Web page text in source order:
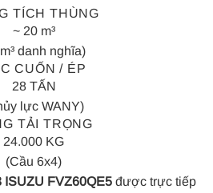
TÍCH THÙNG
~ 20 m³
danh nghĩa)
CUỐN / ÉP
28 TẤN
lực WANY)
TẢI TRỌNG
24.000 KG
(Cầu 6x4)
ISUZU FVZ60QE5 được trực tiếp